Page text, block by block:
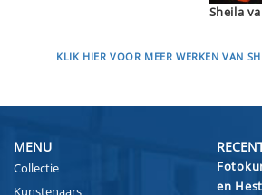
Sheila
KLIK HIER VOOR MEER WERKEN VAN
MENU
Collectie
Kunstenaars
en